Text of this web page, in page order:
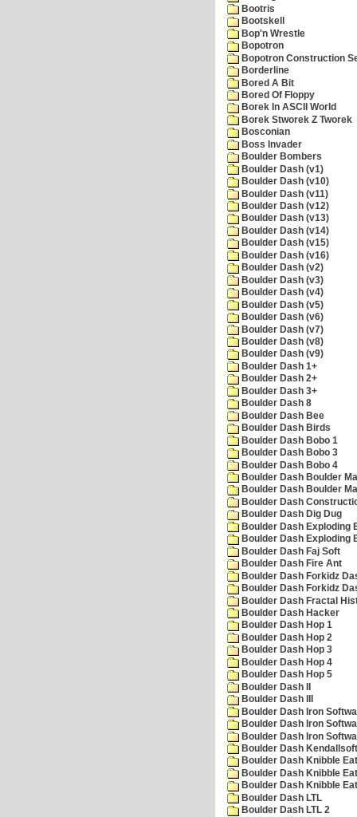
Bootris
Bootskell
Bop'n Wrestle
Bopotron
Bopotron Construction
Borderline
Bored A Bit
Bored Of Floppy
Borek In ASCII World
Borek Stworek Z Tworek
Bosconian
Boss Invader
Boulder Bombers
Boulder Dash (v1)
Boulder Dash (v10)
Boulder Dash (v11)
Boulder Dash (v12)
Boulder Dash (v13)
Boulder Dash (v14)
Boulder Dash (v15)
Boulder Dash (v16)
Boulder Dash (v2)
Boulder Dash (v3)
Boulder Dash (v4)
Boulder Dash (v5)
Boulder Dash (v6)
Boulder Dash (v7)
Boulder Dash (v8)
Boulder Dash (v9)
Boulder Dash 1+
Boulder Dash 2+
Boulder Dash 3+
Boulder Dash 8
Boulder Dash Bee
Boulder Dash Birds
Boulder Dash Bobo 1
Boulder Dash Bobo 3
Boulder Dash Bobo 4
Boulder Dash Boulder
Boulder Dash Boulder
Boulder Dash
Boulder Dash Dig Dug
Boulder Dash Exploding
Boulder Dash Exploding
Boulder Dash Faj Soft
Boulder Dash Fire Ant
Boulder Dash Forkidz
Boulder Dash Forkidz
Boulder Dash Fractal
Boulder Dash Hacker
Boulder Dash Hop 1
Boulder Dash Hop 2
Boulder Dash Hop 3
Boulder Dash Hop 4
Boulder Dash Hop 5
Boulder Dash II
Boulder Dash III
Boulder Dash Iron
Boulder Dash Iron
Boulder Dash Iron
Boulder Dash
Boulder Dash Knibble
Boulder Dash Knibble
Boulder Dash Knibble
Boulder Dash LTL
Boulder Dash LTL 2